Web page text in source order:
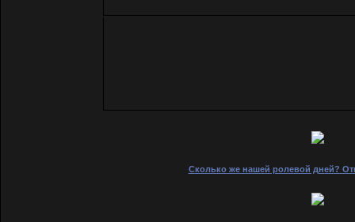
Сколько же нашей ролевой дней?